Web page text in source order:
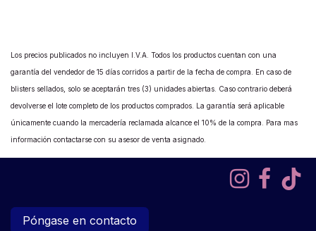
Los precios publicados no incluyen I.V.A. Todos los productos cuentan con una
garantía del vendedor de 15 días corridos a partir de la fecha de compra. En caso de
blisters sellados, solo se aceptarán tres (3) unidades abiertas. Caso contrario deberá
devolverse el lote completo de los productos comprados. La garantía será aplicable
únicamente cuando la mercadería reclamada alcance el 10% de la compra. Para mas
información contactarse con su asesor de venta asignado.
Póngase en contacto